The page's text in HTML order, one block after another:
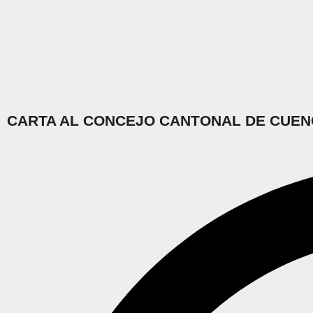
CARTA AL CONCEJO CANTONAL DE